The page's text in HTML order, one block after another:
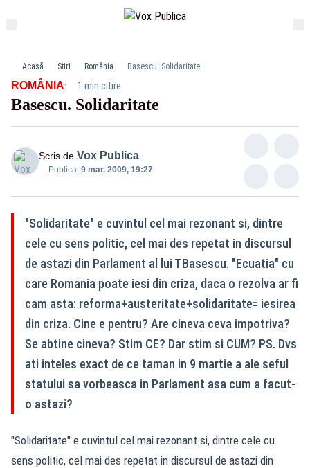
Acasă Știri România Basescu. Solidaritate
ROMÂNIA· 1 min citire
Basescu. Solidaritate
Scris de Vox Publica
Publicat:9 mar. 2009, 19:27
"Solidaritate" e cuvintul cel mai rezonant si, dintre
cele cu sens politic, cel mai des repetat in discursul
de astazi din Parlament al lui TBasescu. "Ecuatia" cu
care Romania poate iesi din criza, daca o rezolva ar fi
cam asta: reforma+austeritate+solidaritate= iesirea
din criza. Cine e pentru? Are cineva ceva impotriva?
Se abtine cineva? Stim CE? Dar stim si CUM? PS. Dvs
ati inteles exact de ce taman in 9 martie a ale seful
statului sa vorbeasca in Parlament asa cum a facut-
o astazi?
"Solidaritate" e cuvintul cel mai rezonant si, dintre cele cu
sens politic, cel mai des repetat in discursul de astazi din